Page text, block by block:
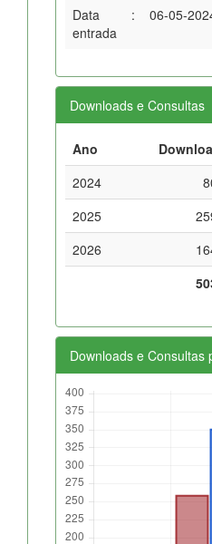
Data
entrada
: 06-05-
Downloads e Consultas
Ano
2024
2025
2026
Downloads e Consultas